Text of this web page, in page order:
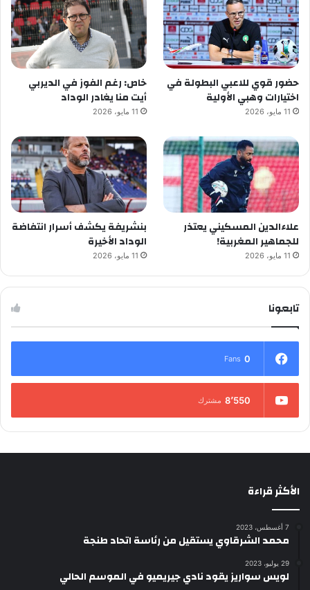
حضور قوي للاعبي البطولة في
اختيارات وهبي الأولية
11 مايو، 2026
خاص: رغم الفوز في الديربي
أيت منا يغادر الوداد
11 مايو، 2026
علاءالدين المسكيني يعتذر
للجماهير المغربية!
11 مايو، 2026
بنشريفة يكشف أسرار انتفاضة
الوداد الأخيرة
11 مايو، 2026
تابعونا
0
Fans
8٬550 مشترك
الأكثر قراءة
7 أغسطس، 2023
محمد الشرقاوي يستقيل من رئاسة اتحاد طنجة
29 يوليو، 2023
لويس سواريز يقود نادي جيريميو في الموسم الحالي